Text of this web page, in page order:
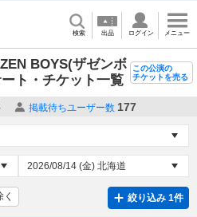
検索 出品 ログイン メニュー
BOYS(ザゼンボ
ト・チケット一覧
この公演の
チケットを売る
掲載待ちユーザー数 177
く 絞り込み 1件